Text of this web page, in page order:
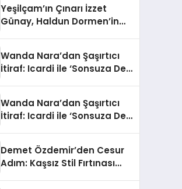
Yeşilçam’ın Çınarı İzzet
Günay, Haldun Dormen’in
Wanda Nara’dan Şaşırtıcı
İtiraf: Icardi ile ‘Sonsuza Dek
Wanda Nara’dan Şaşırtıcı
İtiraf: Icardi ile ‘Sonsuza Dek
Demet Özdemir’den Cesur
Adım: Kaşsız Stil Fırtınası